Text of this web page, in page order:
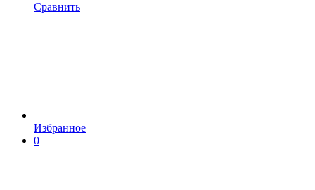
Сравнить
Избранное
0